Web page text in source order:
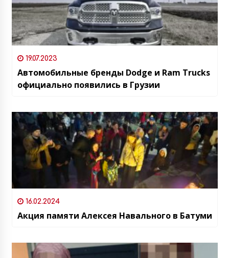
19.07.2023
Автомобильные бренды Dodge и Ram Trucks
официально появились в Грузии
16.02.2024
Акция памяти Алексея Навального в Батуми